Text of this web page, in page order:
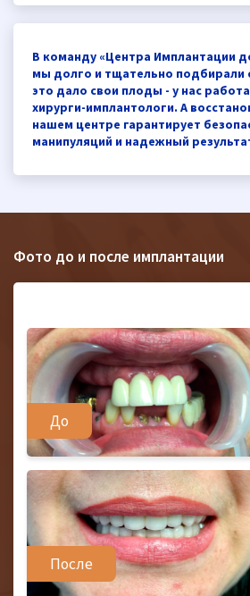
В команду «Центра Имплантации
мы долго и тщательно подбирали
это дало свои плоды - у нас
хирурги-имплантологи. А
нашем центре гарантирует
манипуляций и надежный
Фото до и после имплантации
До
После